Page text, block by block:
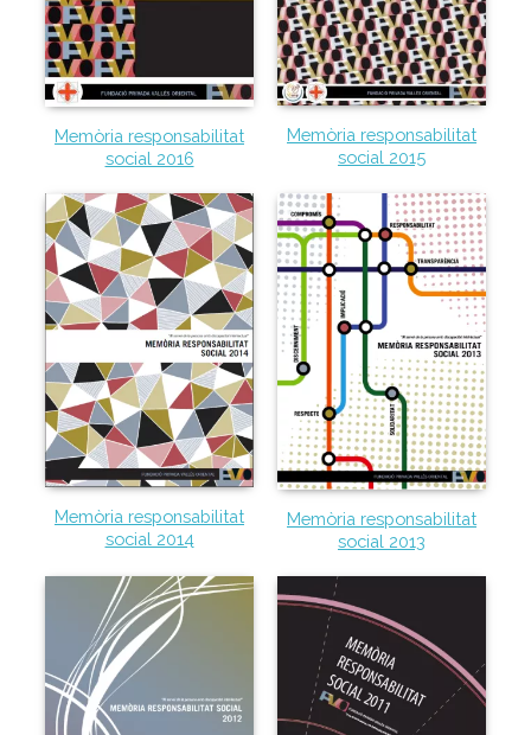
Memòria responsabilitat
social 2016
Memòria responsabilitat
social 2015
Memòria responsabilitat
social 2014
Memòria responsabilitat
social 2013